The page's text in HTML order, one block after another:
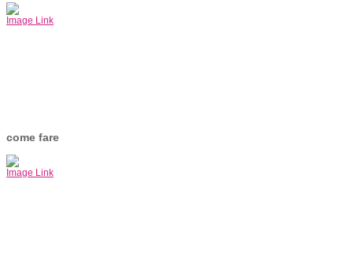
Image Link
come fare
Image Link